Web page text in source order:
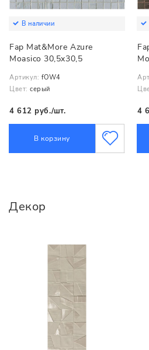
В наличии
Fap Mat&More Azure
Moasico 30,5x30,5
Артикул: fOW4
Цвет: серый
4 612 руб./шт.
В корзину
4
Декор